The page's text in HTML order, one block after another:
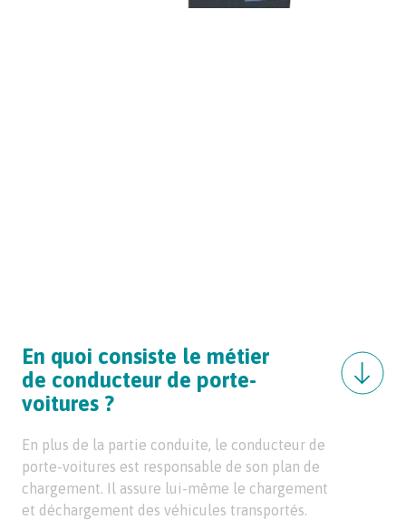
En quoi consiste le métier
de conducteur de porte-
voitures ?
En plus de la partie conduite, le conducteur de
porte-voitures est responsable de son plan de
chargement. Il assure lui-même le chargement
et déchargement des véhicules transportés.